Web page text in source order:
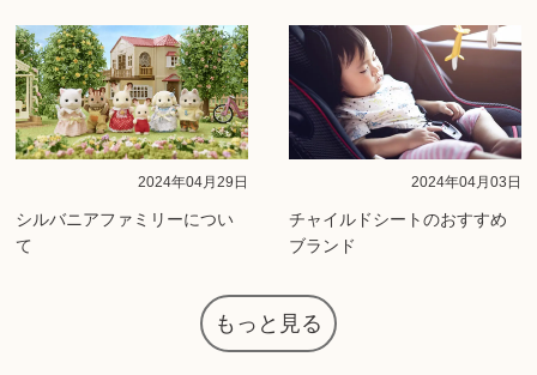
2024年04月29日
シルバニアファミリーについ
て
2024年04月03日
チャイルドシートのおすすめ
ブランド
もっと見る